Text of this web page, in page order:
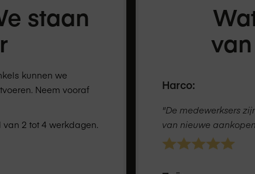
staan
kunnen we
Neem vooraf
2 tot 4 werkdagen.
Harco:
"De medewerksers
van nieuwe